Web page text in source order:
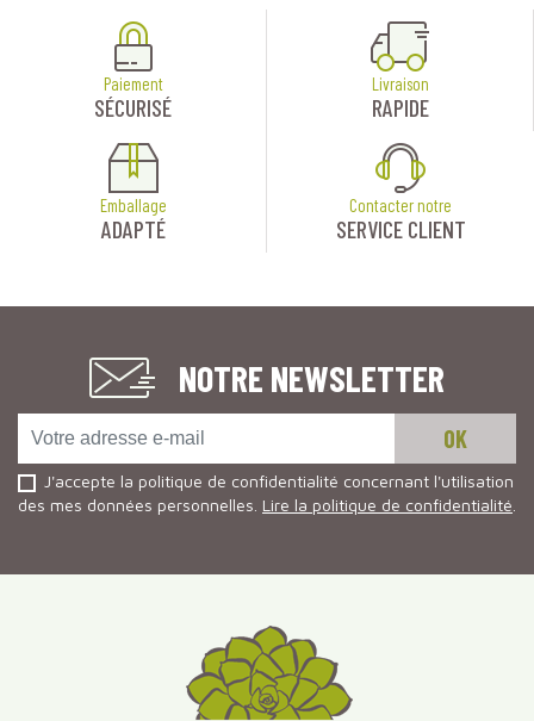
Paiement
SÉCURISÉ
Livraison
RAPIDE
Emballage
ADAPTÉ
Contacter notre
SERVICE CLIENT
NOTRE NEWSLETTER
J'accepte la politique de confidentialité concernant l'utilisation
des mes données personnelles. Lire la politique de confidentialité